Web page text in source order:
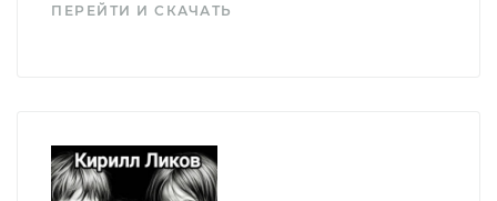
ПЕРЕЙТИ И СКАЧАТЬ